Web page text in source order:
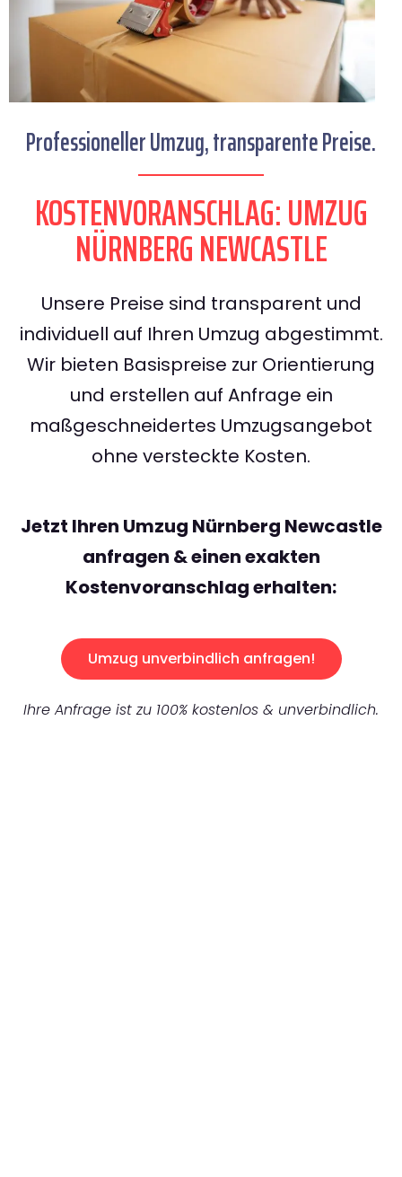
Professioneller Umzug, transparente Preise.
KOSTENVORANSCHLAG: UMZUG
NÜRNBERG NEWCASTLE
Unsere Preise sind transparent und
individuell auf Ihren Umzug abgestimmt.
Wir bieten Basispreise zur Orientierung
und erstellen auf Anfrage ein
maßgeschneidertes Umzugsangebot
ohne versteckte Kosten.
Jetzt Ihren Umzug Nürnberg Newcastle
anfragen & einen exakten
Kostenvoranschlag erhalten:
Umzug unverbindlich anfragen!
Ihre Anfrage ist zu 100% kostenlos & unverbindlich.